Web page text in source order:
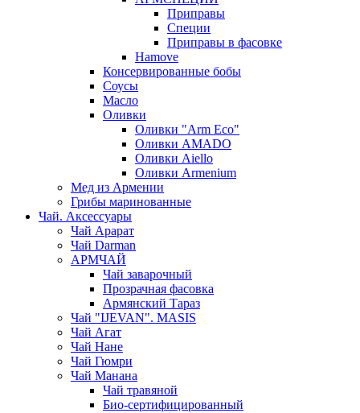
Приправы
Специи
Приправы в фасовке
Hamove
Консервированные бобы
Соусы
Масло
Оливки
Оливки "Arm Eco"
Оливки AMADO
Оливки Aiello
Оливки Armenium
Мед из Армении
Грибы маринованные
Чай. Аксессуары
Чай Арарат
Чай Darman
АРМЧАЙ
Чай заварочный
Прозрачная фасовка
Армянский Тараз
Чай "IJEVAN". MASIS
Чай Агат
Чай Нане
Чай Гюмри
Чай Манана
Чай травяной
Био-сертифицированный